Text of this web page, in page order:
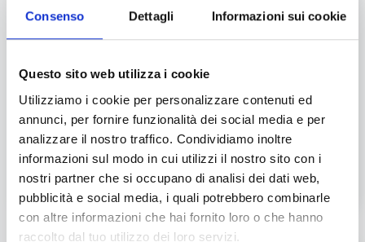
Consenso Dettagli Informazioni sui cookie
Questo sito web utilizza i cookie
Utilizziamo i cookie per personalizzare contenuti ed
annunci, per fornire funzionalità dei social media e per
analizzare il nostro traffico. Condividiamo inoltre
informazioni sul modo in cui utilizzi il nostro sito con i
nostri partner che si occupano di analisi dei dati web,
pubblicità e social media, i quali potrebbero combinarle
con altre informazioni che hai fornito loro o che hanno
raccolto dal tuo utilizzo dei loro servizi.
Ingredienti
Crostini di pane
200 g di Robiola
Un vasetto di uova di lompo rosse
Un vasetto di uova di lompo nere
Un limone
Menta
Aneto fresco